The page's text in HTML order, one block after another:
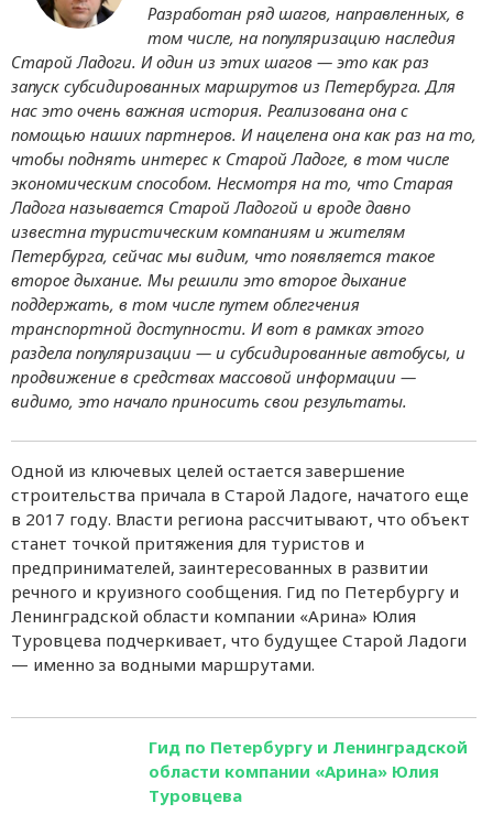
Разработан ряд шагов, направленных, в
том числе, на популяризацию наследия
Старой Ладоги. И один из этих шагов — это как раз
запуск субсидированных маршрутов из Петербурга. Для
нас это очень важная история. Реализована она с
помощью наших партнеров. И нацелена она как раз на то,
чтобы поднять интерес к Старой Ладоге, в том числе
экономическим способом. Несмотря на то, что Старая
Ладога называется Старой Ладогой и вроде давно
известна туристическим компаниям и жителям
Петербурга, сейчас мы видим, что появляется такое
второе дыхание. Мы решили это второе дыхание
поддержать, в том числе путем облегчения
транспортной доступности. И вот в рамках этого
раздела популяризации — и субсидированные автобусы, и
продвижение в средствах массовой информации —
видимо, это начало приносить свои результаты.
Одной из ключевых целей остается завершение
строительства причала в Старой Ладоге, начатого еще
в 2017 году. Власти региона рассчитывают, что объект
станет точкой притяжения для туристов и
предпринимателей, заинтересованных в развитии
речного и круизного сообщения. Гид по Петербургу и
Ленинградской области компании «Арина» Юлия
Туровцева подчеркивает, что будущее Старой Ладоги
— именно за водными маршрутами.
Гид по Петербургу и Ленинградской
области компании «Арина» Юлия
Туровцева